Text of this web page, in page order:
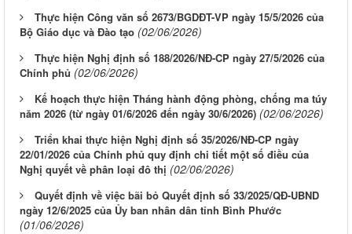
Thực hiện Công văn số 2673/BGDĐT-VP ngày 15/5/2026 của
Bộ Giáo dục và Đào tạo (02/06/2026)
Thực hiện Nghị định số 188/2026/NĐ-CP ngày 27/5/2026 của
Chính phủ (02/06/2026)
Kế hoạch thực hiện Tháng hành động phòng, chống ma túy
năm 2026 (từ ngày 01/6/2026 đến ngày 30/6/2026) (02/06/2026)
Triển khai thực hiện Nghị định số 35/2026/NĐ-CP ngày
22/01/2026 của Chính phủ quy định chi tiết một số điều của
Nghị quyết về phân loại đô thị (02/06/2026)
Quyết định về việc bãi bỏ Quyết định số 33/2025/QĐ-UBND
ngày 12/6/2025 của Ủy ban nhân dân tỉnh Bình Phước
(01/06/2026)